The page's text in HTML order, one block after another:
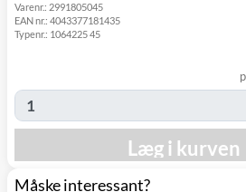
GLS
GLS Erhverv 49,00 kr.
Tirsdag
-
Click&Collect i
(9230)
0,00 kr.
- fredag d.
Varenr.: 2991805045
EAN nr.: 4043377181435
Typenr.: 1064225 45
Læg i kurven
Måske interessant?